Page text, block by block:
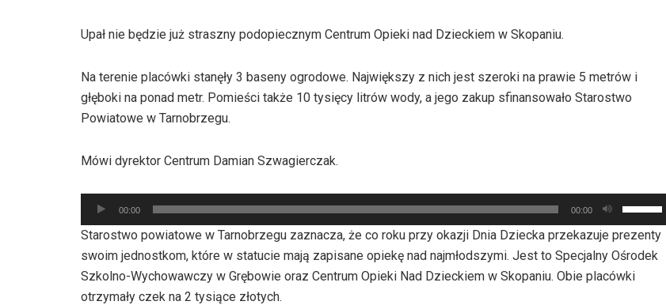
Upał nie będzie już straszny podopiecznym Centrum Opieki nad Dzieckiem w Skopaniu.
Na terenie placówki stanęły 3 baseny ogrodowe. Największy z nich jest szeroki na prawie 5 metrów i
głęboki na ponad metr. Pomieści także 10 tysięcy litrów wody, a jego zakup sfinansowało Starostwo
Powiatowe w Tarnobrzegu.
Mówi dyrektor Centrum Damian Szwagierczak.
Odtwarzacz
plików
dźwiękowych
00:00 00:00
strzałek
do
góry
oraz
Starostwo powiatowe w Tarnobrzegu zaznacza, że co roku przy okazji Dnia Dziecka przekazuje prezenty
swoim jednostkom, które w statucie mają zapisane opiekę nad najmłodszymi. Jest to Specjalny Ośrodek
Szkolno-Wychowawczy w Grębowie oraz Centrum Opieki Nad Dzieckiem w Skopaniu. Obie placówki
otrzymały czek na 2 tysiące złotych.